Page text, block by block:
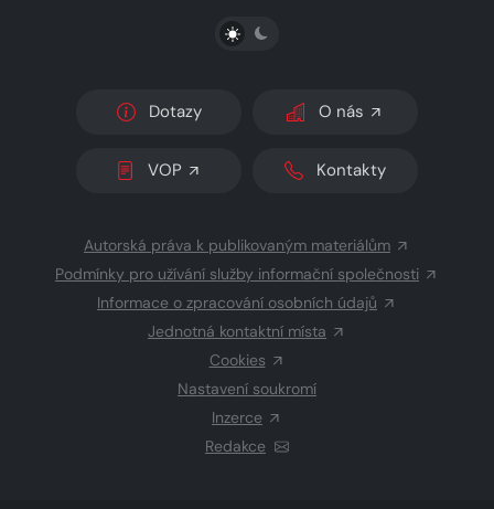
PŘEPNOUT SVĚTLÝ/TMAVÝ REŽIM
Dotazy O nás
VOP Kontakty
Autorská práva k publikovaným materiálům
Podmínky pro užívání služby informační společnosti
Informace o zpracování osobních údajů
Jednotná kontaktní místa
Cookies
Nastavení soukromí
Inzerce
Redakce